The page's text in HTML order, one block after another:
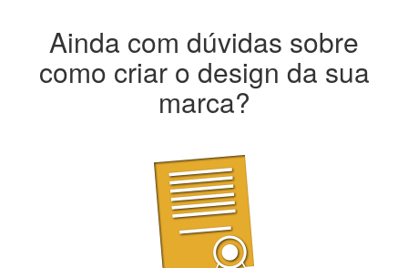
Ainda com dúvidas sobre
como criar o design da sua
marca?